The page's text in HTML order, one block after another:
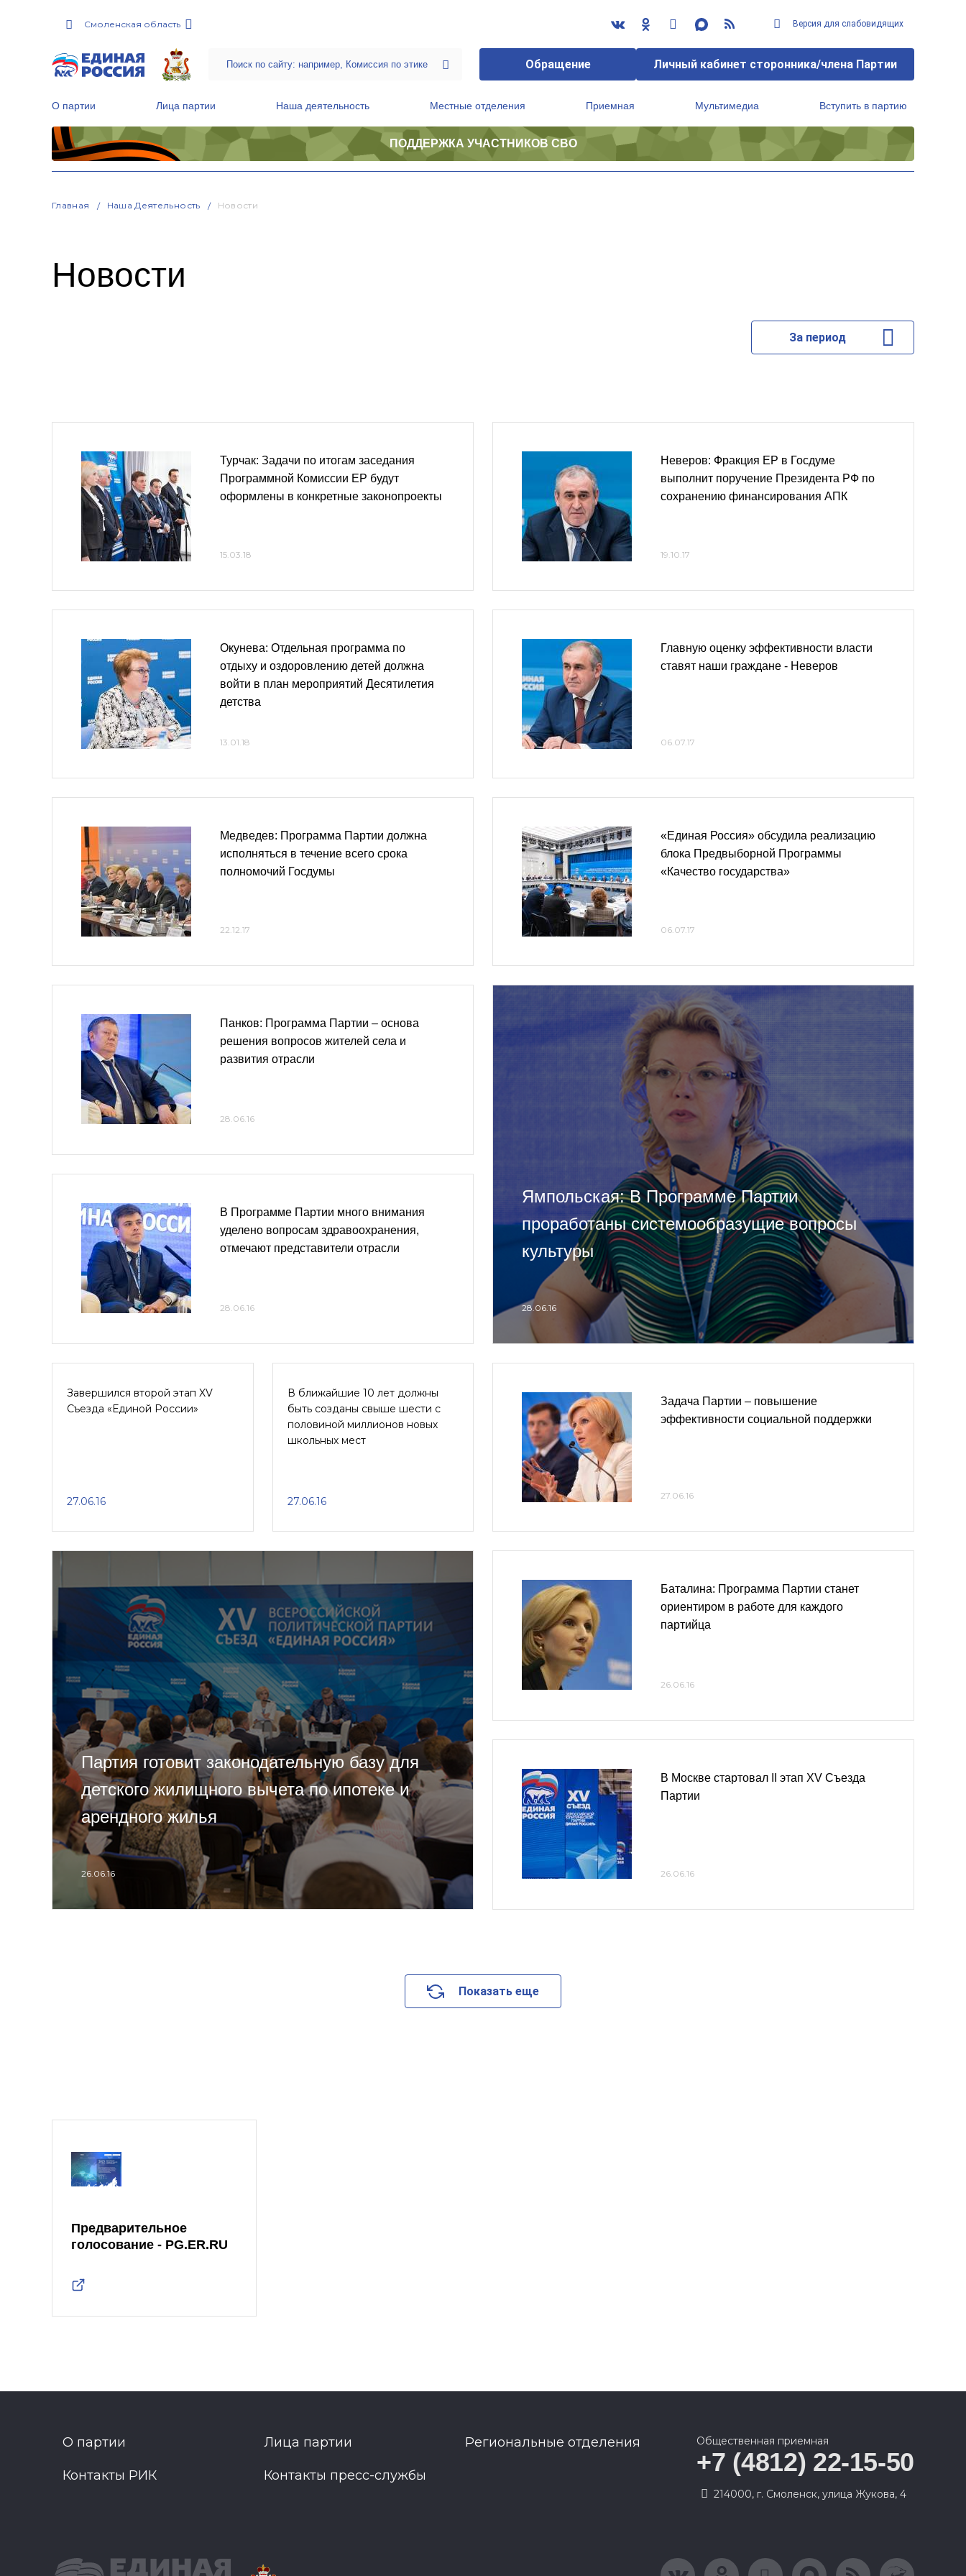
Смоленская область Версия для слабовидящих
Обращение Личный кабинет сторонника/члена Партии
О партии Лица партии Наша деятельность Местные отделения Приемная Мультимедиа Вступить в партию
ПОДДЕРЖКА УЧАСТНИКОВ СВО
Главная Наша Деятельность Новости
Новости
За период
Турчак: Задачи по итогам заседания
Программной Комиссии ЕР будут
оформлены в конкретные законопроекты
15.03.18
Окунева: Отдельная программа по
отдыху и оздоровлению детей должна
войти в план мероприятий Десятилетия
детства
13.01.18
Медведев: Программа Партии должна
исполняться в течение всего срока
полномочий Госдумы
22.12.17
Неверов: Фракция ЕР в Госдуме
выполнит поручение Президента РФ по
сохранению финансирования АПК
19.10.17
Главную оценку эффективности власти
ставят наши граждане - Неверов
06.07.17
«Единая Россия» обсудила реализацию
блока Предвыборной Программы
«Качество государства»
06.07.17
Панков: Программа Партии – основа
решения вопросов жителей села и
развития отрасли
28.06.16
В Программе Партии много внимания
уделено вопросам здравоохранения,
отмечают представители отрасли
28.06.16
Ямпольская: В Программе Партии
проработаны системообразущие вопросы
культуры
28.06.16
Завершился второй этап XV
Съезда «Единой России»
27.06.16
В ближайшие 10 лет должны
быть созданы свыше шести с
половиной миллионов новых
школьных мест
27.06.16
Задача Партии – повышение
эффективности социальной поддержки
27.06.16
Партия готовит законодательную базу для
детского жилищного вычета по ипотеке и
арендного жилья
26.06.16
Баталина: Программа Партии станет
ориентиром в работе для каждого
партийца
26.06.16
В Москве стартовал II этап XV Съезда
Партии
26.06.16
Показать еще
Предварительное
голосование - PG.ER.RU
О партии Лица партии Региональные отделения
Контакты РИК Контакты пресс-службы
Общественная приемная
+7 (4812) 22-15-50
214000, г. Смоленск, улица Жукова, 4